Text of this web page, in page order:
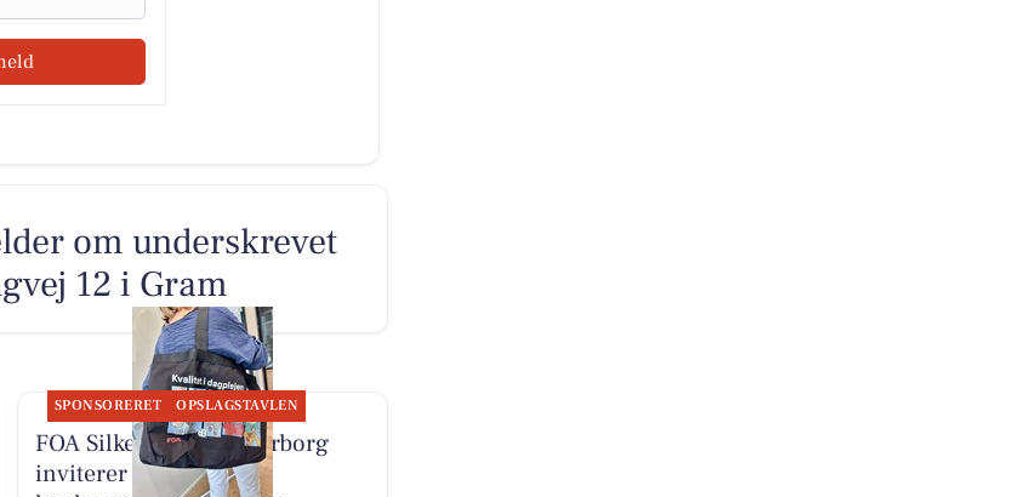
om underskrevet
12 i Gram
SPONSORERET OPSLAGSTAVLEN
FOA Silkeborg-Skanderborg
inviterer dagplejere til